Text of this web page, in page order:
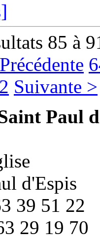
85 à
Suivante >
Paul
d'Espis
39 51 22
29 19 70